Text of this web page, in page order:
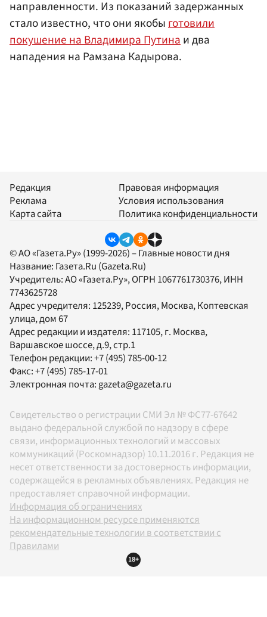
направленности. Из показаний задержанных
стало известно, что они якобыготовили
покушение на Владимира Путинаи два
нападения на Рамзана Кадырова.
Редакция
Реклама
Карта сайта
Правовая информация
Условия использования
Политика конфиденциальности
© АО «Газета.Ру» (1999-2026) – Главные новости дня
Название: Газета.Ru (Gazeta.Ru)
Учредитель:АО «Газета.Ру», ОГРН 1067761730376, ИНН
7743625728
Адрес учредителя: 125239, Россия, Москва, Коптевская
улица, дом 67
Адрес редакции и издателя: 117105, г. Москва,
Варшавское шоссе, д.9, стр.1
Телефон редакции:+7 (495) 785-00-12
Факс:+7 (495) 785-17-01
Электронная почта:gazeta@gazeta.ru
Свидетельство о регистрации СМИ Эл № ФС77-67642
выдано федеральной службой по надзору в сфере
связи, информационных технологий и массовых
коммуникаций (Роскомнадзор) 10.11.2016 г. Редакция не
несет ответственности за достоверность информации,
содержащейся в рекламных объявлениях. Редакция не
предоставляет справочной информации.
Информация об ограничениях
На информационном ресурсе применяются
рекомендательные технологии в соответствии с
Правилами
18+